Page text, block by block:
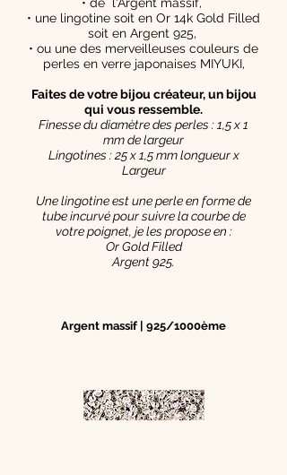
• une lingotine soit en Or 14k Gold Filled
soit en Argent 925,
• ou une des merveilleuses couleurs de
perles en verre japonaises MIYUKI,
Faites de votre bijou créateur, un bijou
qui vous ressemble.
Finesse du diamètre des perles : 1,5 x 1
mm de largeur
Lingotines : 25 x 1,5 mm longueur x
Largeur
Une lingotine est une perle en forme de
tube incurvé pour suivre la courbe de
votre poignet, je les propose en :
Or Gold Filled
Argent 925.
Argent massif | 925/1000ème